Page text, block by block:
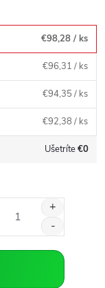
€98,28 / ks
€96,31 / ks
€94,35 / ks
€92,38 / ks
Ušetríte€0